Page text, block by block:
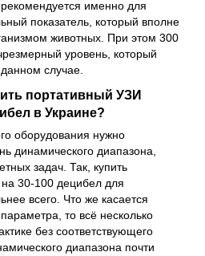
именно для
показатель, который вполне
животных. При этом 300
уровень, который
случае.
портативный УЗИ
в Украине?
оборудования нужно
динамического диапазона,
задач. Так, купить
30-100 децибел для
всего. Что же касается
то всё несколько
без соответствующего
диапазона почти